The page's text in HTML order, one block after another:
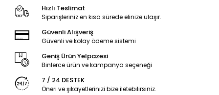
Hızlı Teslimat
Siparişleriniz en kısa sürede elinize ulaşır.
Güvenli Alışveriş
Güvenli ve kolay ödeme sistemi
Geniş Ürün Yelpazesi
Binlerce ürün ve kampanya seçeneği
7 / 24 DESTEK
Öneri ve şikayetlerinizi bize iletebilirsiniz.